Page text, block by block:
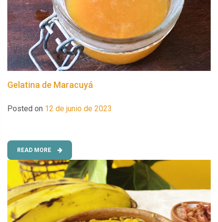
Gelatina de Maracuyá
Posted on 12 de junio de 2023
READ MORE